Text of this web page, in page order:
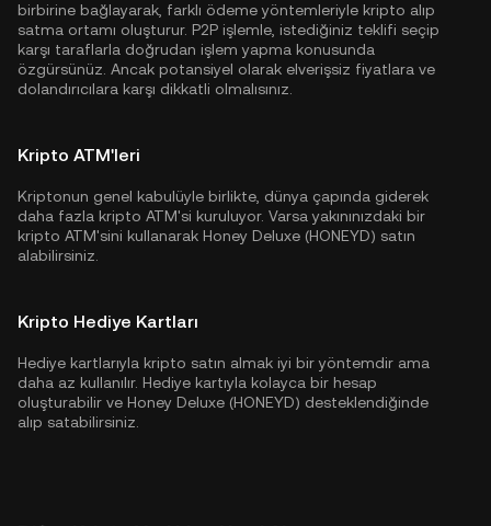
birbirine bağlayarak, farklı ödeme yöntemleriyle kripto alıp
satma ortamı oluşturur. P2P işlemle, istediğiniz teklifi seçip
karşı taraflarla doğrudan işlem yapma konusunda
özgürsünüz. Ancak potansiyel olarak elverişsiz fiyatlara ve
dolandırıcılara karşı dikkatli olmalısınız.
Kripto ATM'leri
Kriptonun genel kabulüyle birlikte, dünya çapında giderek
daha fazla kripto ATM'si kuruluyor. Varsa yakınınızdaki bir
kripto ATM'sini kullanarak Honey Deluxe (HONEYD) satın
alabilirsiniz.
Kripto Hediye Kartları
Hediye kartlarıyla kripto satın almak iyi bir yöntemdir ama
daha az kullanılır. Hediye kartıyla kolayca bir hesap
oluşturabilir ve Honey Deluxe (HONEYD) desteklendiğinde
alıp satabilirsiniz.